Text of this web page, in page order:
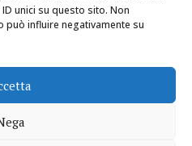
unici su questo sito. Non
può influire negativamente su